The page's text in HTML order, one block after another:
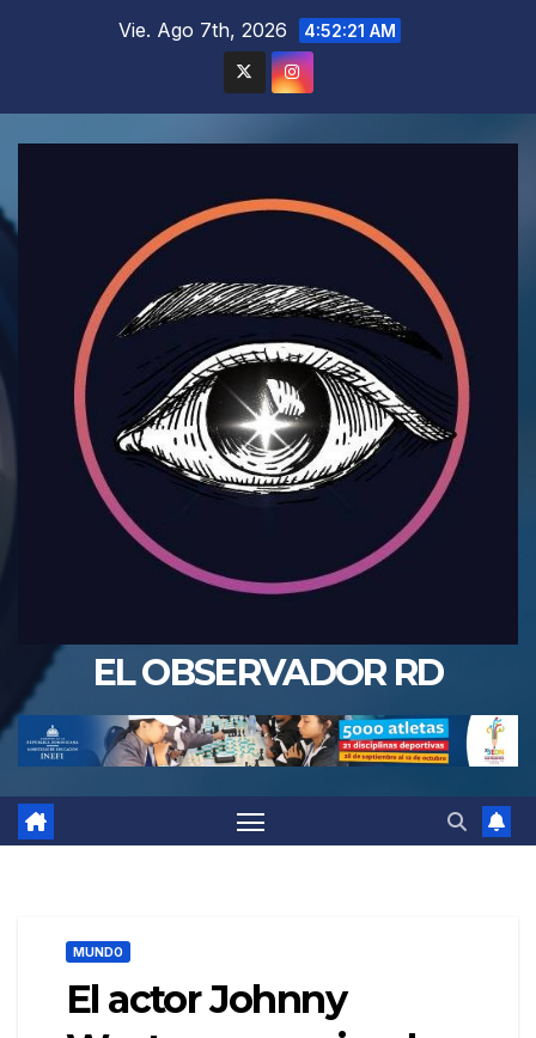
Vie. Ago 7th, 2026 4:52:23 AM
EL OBSERVADOR RD
MUNDO
El actor Johnny